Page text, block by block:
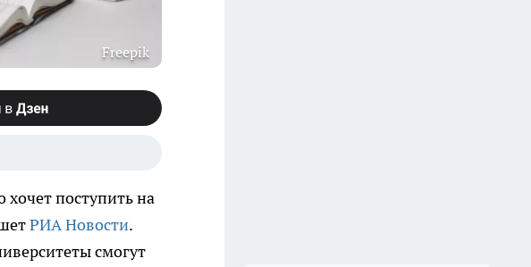
Freepik
хочет поступить на
РИА Новости.
смогут